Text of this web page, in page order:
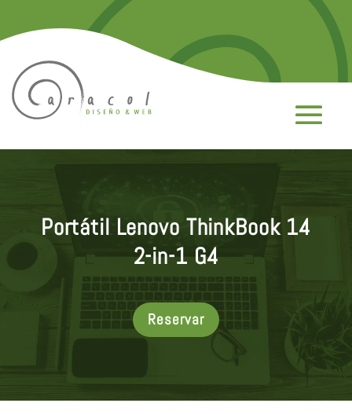
Portátil Lenovo ThinkBook 14
2-in-1 G4
Reservar